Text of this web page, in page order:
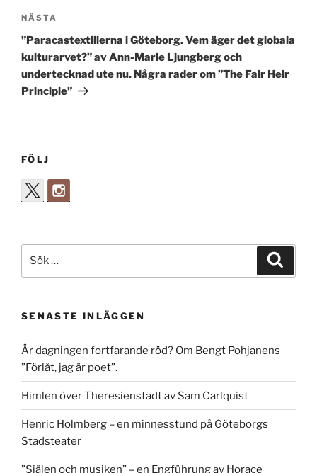
Nästa
inlägg
NÄSTA
”Paracastextilierna i Göteborg. Vem äger det globala
kulturarvet?” av Ann-Marie Ljungberg och
undertecknad ute nu. Några rader om ”The Fair Heir
Principle”
FÖLJ
efter:
SENASTE INLÄGGEN
Är dagningen fortfarande röd? Om Bengt Pohjanens
”Förlåt, jag är poet”.
Himlen över Theresienstadt av Sam Carlquist
Henric Holmberg – en minnesstund på Göteborgs
Stadsteater
”Själen och musiken” – en Engführung av Horace